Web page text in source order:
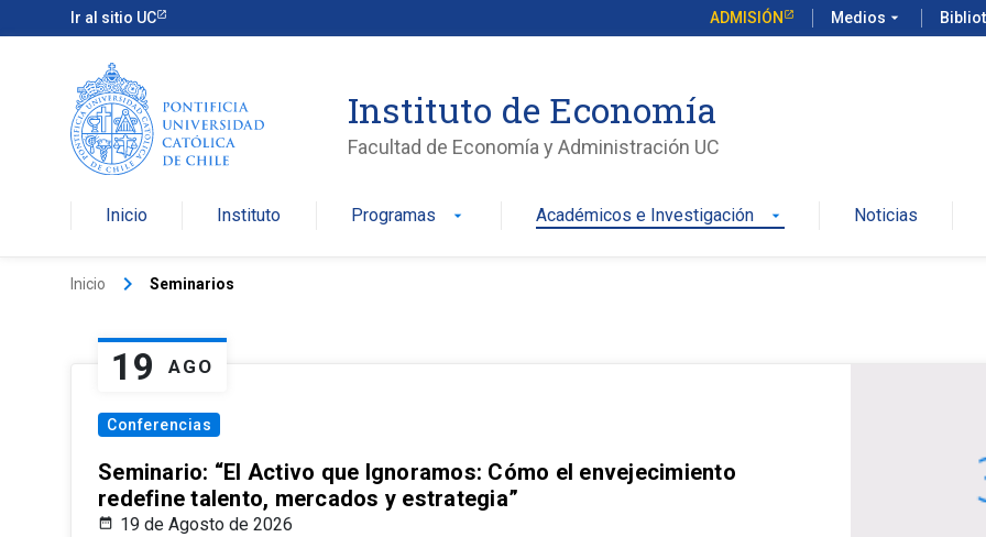
Ir al sitio UC ADMISIÓN Medios arrow_drop_down
Instituto de Economía
Facultad de Economía y Administración UC
Inicio Instituto Programas arrow_drop_down Académicos e Investigación arrow_drop_down Noticias
Inicio keyboard_arrow_right Seminarios
19 AGO
Conferencias
Seminario: “El Activo que Ignoramos: Cómo el envejecimiento
redefine talento, mercados y estrategia”
19 de Agosto de 2026